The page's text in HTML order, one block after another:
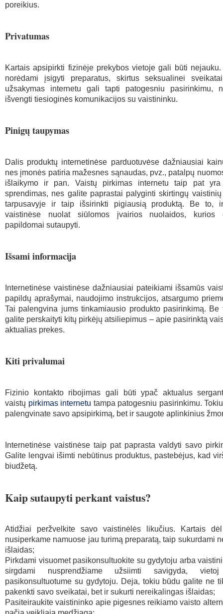
poreikius.
Privatumas
Kartais apsipirkti fizinėje prekybos vietoje gali būti
norėdami įsigyti preparatus, skirtus seksualinei
užsakymas internetu gali tapti patogesniu pasirinkimu,
išvengti tiesioginės komunikacijos su vaistininku.
Pinigų taupymas
Dalis produktų internetinėse parduotuvėse dažniausiai
nes įmonės patiria mažesnes sąnaudas, pvz., patalpų
išlaikymo ir pan. Vaistų pirkimas internetu taip pat yra
sprendimas, nes galite paprastai palyginti skirtingų
tarpusavyje ir taip išsirinkti pigiausią produktą. Be to,
vaistinėse nuolat siūlomos įvairios nuolaidos, kurios
papildomai sutaupyti.
Išsami informacija
Internetinėse vaistinėse dažniausiai pateikiami išsamūs
papildų aprašymai, naudojimo instrukcijos, atsargumo
Tai palengvina jums tinkamiausio produkto pasirinkimą. Be
galite perskaityti kitų pirkėjų atsiliepimus – apie pasirinktą
aktualias prekes.
Kiti privalumai
Fizinio kontakto ribojimas gali būti ypač aktualus
vaistų pirkimas internetu tampa patogesniu pasirinkimu.
palengvinate savo apsipirkimą, bet ir saugote aplinkinius
Internetinėse vaistinėse taip pat paprasta valdyti savo
Galite lengvai išimti nebūtinus produktus, pastebėjus, kad
biudžetą.
Kaip sutaupyti perkant vaistus?
Atidžiai peržvelkite savo vaistinėlės likučius. Kartais
nusiperkame namuose jau turimą preparatą, taip sukurdami
išlaidas;
Pirkdami visuomet pasikonsultuokite su gydytoju arba
sirgdami nusprendžiame užsiimti savigyda,
pasikonsultuotume su gydytoju. Deja, tokiu būdu galite ne
pakenkti savo sveikatai, bet ir sukurti nereikalingas išlaidas;
Pasiteiraukite vaistininko apie pigesnes reikiamo vaisto